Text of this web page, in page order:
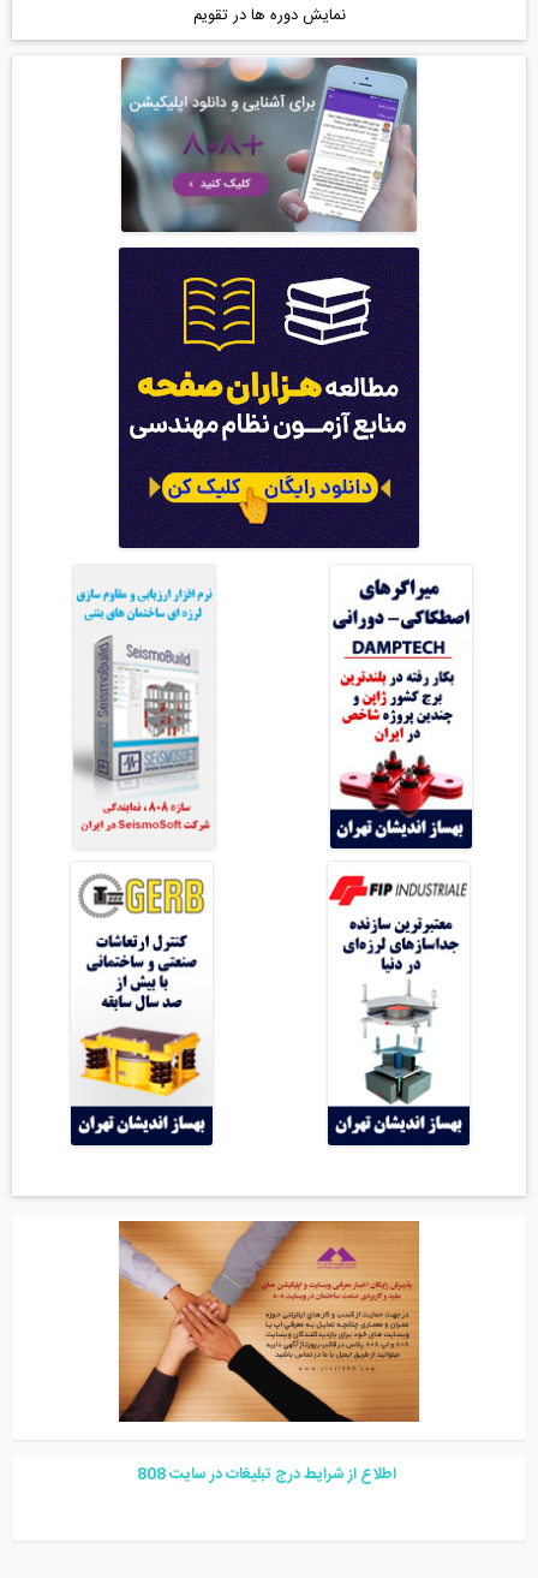
نمایش دوره ها در تقویم
اطلاع از شرایط درج تبلیغات در سایت 808